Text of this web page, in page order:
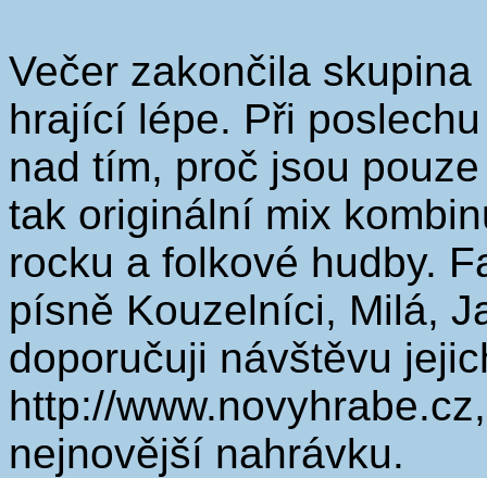
Večer zakončila
hrající lépe. Při
nad tím, proč jsou
tak originální mix
rocku a folkové hudby.
písně Kouzelníci, Milá,
doporučuji návštěvu
http://
nejnovější nahrávku.